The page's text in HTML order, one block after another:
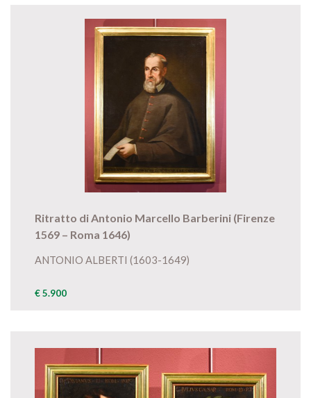
Ritratto di Antonio Marcello Barberini (Firenze
1569 – Roma 1646)
ANTONIO ALBERTI (1603-1649)
€ 5.900